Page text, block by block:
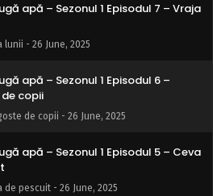
apă – Sezonul 1 Episodul 7 – Vraja
lunii - 26 June, 2025
apă – Sezonul 1 Episodul 6 –
copii
de copii - 26 June, 2025
apă – Sezonul 1 Episodul 5 – Ceva
de pescuit - 26 June, 2025